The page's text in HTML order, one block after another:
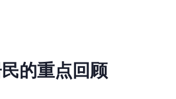
的重点回顾